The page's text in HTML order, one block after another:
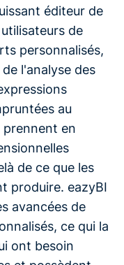
éditeur de
de
personnalisés,
l'analyse des
au
prennent en
de ce que les
produire. eazyBI
avancées de
ce qui la
ont besoin